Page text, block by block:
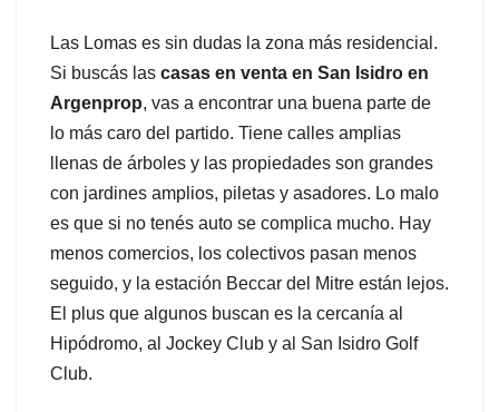
Las Lomas es sin dudas la zona más residencial.
Si buscás las casas en venta en San Isidro en
Argenprop, vas a encontrar una buena parte de
lo más caro del partido. Tiene calles amplias
llenas de árboles y las propiedades son grandes
con jardines amplios, piletas y asadores. Lo malo
es que si no tenés auto se complica mucho. Hay
menos comercios, los colectivos pasan menos
seguido, y la estación Beccar del Mitre están lejos.
El plus que algunos buscan es la cercanía al
Hipódromo, al Jockey Club y al San Isidro Golf
Club.